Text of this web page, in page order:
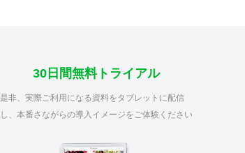
30日間無料トライアル
是非、実際ご利用になる資料をタブレットに配信
し、本番さながらの導入イメージをご体験ください